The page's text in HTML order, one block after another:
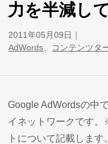
力を半減し
2011年05月09日
AdWords
コンテンツタ
Google AdWordsの中
イネットワークです
トについて記載します。